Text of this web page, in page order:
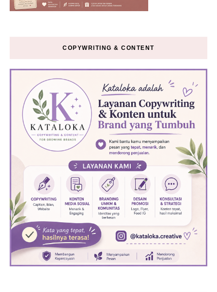
COPYWRITING & CONTENT